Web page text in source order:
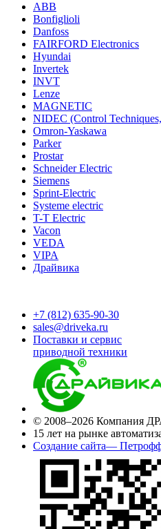
ABB
Bonfiglioli
Danfoss
FAIRFORD Electronics
Hyundai
Invertek
INVT
Lenze
MAGNETIC
NIDEC (Control
Omron-Yaskawa
Parker
Prostar
Schneider Electric
Siemens
Sprint-Electric
Systeme electric
T-T Electric
Vacon
VEDA
VIPA
Драйвика
+7 (812) 635-90-30
sales@driveka.ru
Поставки и сервис
приводной техники
© 2008–2026 Компания
15 лет на рынке
Создание сайта—